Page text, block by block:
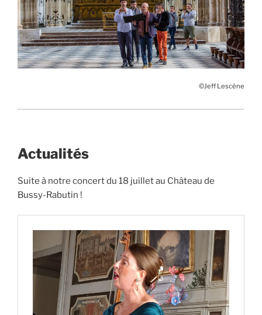
©Jeff Lescène
Actualités
Suite à notre concert du 18 juillet au Château de
Bussy-Rabutin !